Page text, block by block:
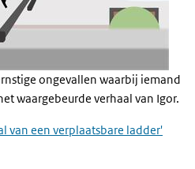
ongevallen waarbij iemand
waargebeurde verhaal van Igor.
van een verplaatsbare ladder'